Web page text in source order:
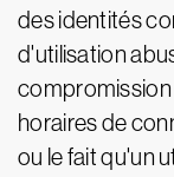
des identités
d'utilisation
horaires de
ou le fait qu'un